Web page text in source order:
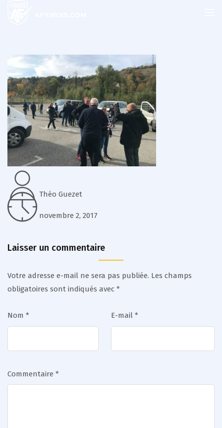
Théo Guezet
novembre 2, 2017
Laisser un commentaire
Votre adresse e-mail ne sera pas publiée. Les champs
obligatoires sont indiqués avec *
Nom * E-mail *
Commentaire *